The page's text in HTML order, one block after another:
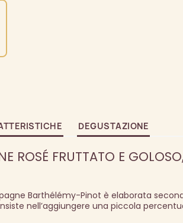
DEGUSTAZIONE
ROSÉ FRUTTATO E
Barthélémy-Pinot è elaborata
nell’aggiungere una piccola